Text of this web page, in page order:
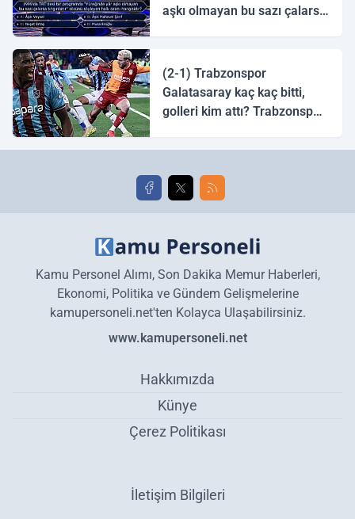
aşkı olmayan bu sazı çalarsa
(2-1) Trabzonspor
Galatasaray kaç kaç bitti,
golleri kim attı? Trabzonspor
golleri!
Kamu Personel Alımı, Son Dakika Memur Haberleri,
Ekonomi, Politika ve Gündem Gelişmelerine
kamupersoneli.net'ten Kolayca Ulaşabilirsiniz.
www.kamupersoneli.net
Hakkımızda
Künye
Çerez Politikası
İletişim Bilgileri